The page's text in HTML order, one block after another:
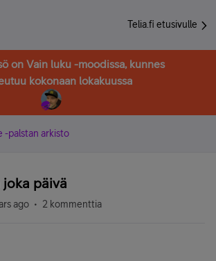
Telia.fi etusivulle
on Vain luku -moodissa, kunnes
kokonaan lokakuussa
-palstan arkisto
päivä
ago 2 kommenttia